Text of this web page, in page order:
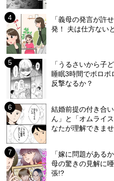
「義母の発言が許
発！ 夫は仕方ない
「うるさいから子
睡眠3時間でボロ
反撃なるか？
結婚前提の付き合
ん」と「オムライ
なたが理解できませ
「嫁に問題がある
母の驚きの見解に
張!?